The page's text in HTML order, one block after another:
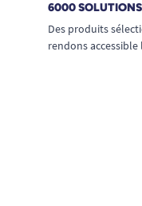
6000
Des produits
rendons